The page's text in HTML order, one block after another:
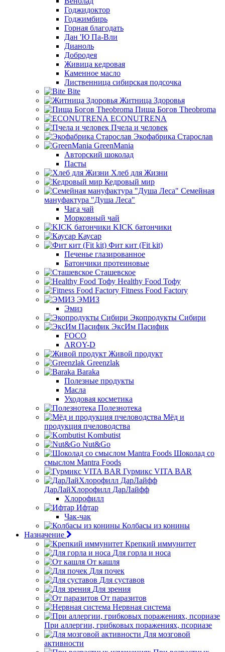
Годжидоктор
Годжимбирь
Горная благодать
Дан 'Ю Па-Вли
Дианоль
Добродея
Живица кедровая
Каменное масло
Лиственница сибирская подсочка
Bite
Житница Здоровья
Пища Богов Theobroma
ECONUTRENA
Пчела и человек
Экофабрика Старослав
GreenMania
Авторский шоколад
Пасты
Хлеб для Жизни
Кедровый мир
Семейная
мануфактура "Душа Леса"
Чага чай
Морковный чай
KICK батончики
Каусар
Фит кит (Fit kit)
Печенье глазированное
Батончики протеиновые
Сташевское
Healthy Food Тофу
Fitness Food Factory
ЭМИЗ
Эмиз
Экопродукты Сибири
ЭксИм Пасифик
FOCO
AROY-D
Живой продукт
Greenzlak
Baraka
Полезные продукты
Масла
Уходовая косметика
Полезнотека
Мёд и
продукция пчеловодства
Kombutist
Nut&Go
Шоколад со
смыслом Mantra Foods
Гурмикс VITA BAR
ДарЛайХлорофилл ДарЛайфф
Хлорофилл
Ифтар
Чак-чак
Колбасы из конины
Назначение
Крепкий иммунитет
Для горла и носа
От кашля
Для почек
Для суставов
Для зрения
От паразитов
Нервная система
При аллергии, грибковых поражениях, псориазе
Для мозговой
активности